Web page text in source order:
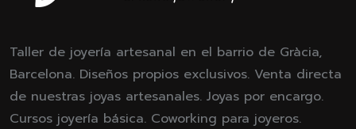
Taller de joyería artesanal en el barrio de Gràcia,
Barcelona. Diseños propios exclusivos. Venta directa
de nuestras joyas artesanales. Joyas por encargo.
Cursos joyería básica. Coworking para joyeros.